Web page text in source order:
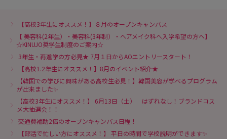
【高校3年生にオススメ！】８月のオープンキャンパス
【 美容科(2年生）・美容科(3年制）・ヘアメイク科へ入学希望の方へ】
☆KINUJO奨学生制度のご案内☆
3年生・再進学の方必見★ 7月１日からAOエントリースタート！
【高校1.2年生にオススメ！】8月のイベント紹介★
【韓国での学びに興味がある高校生必見！】韓国美容が学べるプログラム
が出来ました✨
【高校3年生にオススメ！】 6月13日（土） はずれなし！ブランドコス
メ大抽選会！！
交通費補助2倍のオープンキャンパス日程！
【部活で忙しい方にオススメ！】 平日の時間で学校説明ができます✨